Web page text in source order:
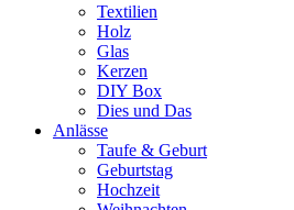
Textilien
Holz
Glas
Kerzen
DIY Box
Dies und Das
Anlässe
Taufe & Geburt
Geburtstag
Hochzeit